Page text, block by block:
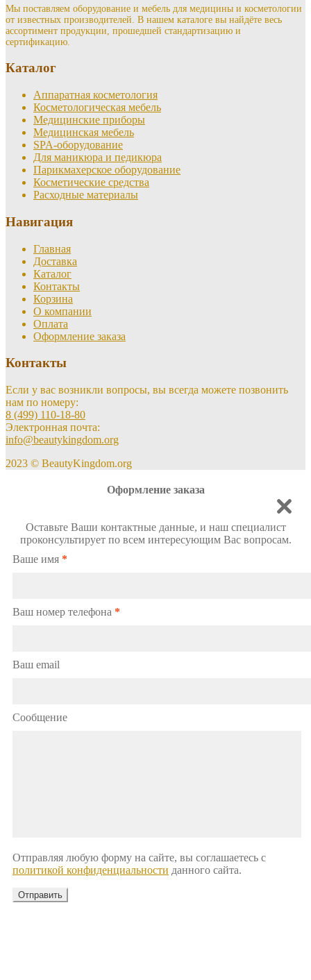
Мы поставляем оборудование и мебель для медицины и косметологии
от известных производителей. В нашем каталоге вы найдёте весь
ассортимент продукции, прошедшей стандартизацию и
сертификацию.
Каталог
Аппаратная косметология
Косметологическая мебель
Медицинские приборы
Медицинская мебель
SPA-оборудование
Для маникюра и педикюра
Парикмахерское оборудование
Косметические средства
Расходные материалы
Навигация
Главная
Доставка
Каталог
Контакты
Корзина
О компании
Оплата
Оформление заказа
Контакты
Если у вас возникли вопросы, вы всегда можете позвонить
нам по номеру:
8 (499) 110-18-80
Электронная почта:
info@beautykingdom.org
2023 © BeautyKingdom.org
Оформление заказа
Оставьте Ваши контактные данные, и наш специалист
проконсультирует по всем интересующим Вас вопросам.
Ваше имя *
Ваш номер телефона *
Ваш email
Сообщение
Отправляя любую форму на сайте, вы соглашаетесь с
политикой конфиденциальности данного сайта.